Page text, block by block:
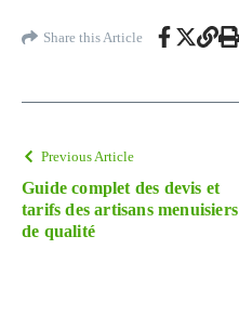
Share this Article
Previous Article
Guide complet des devis et
tarifs des artisans menuisiers
de qualité